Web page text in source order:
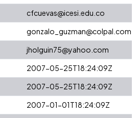
cfcuevas@icesi.edu.co
gonzalo_guzman@colpal.com
jholguin75@yahoo.com
2007-05-25T18:24:09Z
2007-05-25T18:24:09Z
2007-01-01T18:24:09Z